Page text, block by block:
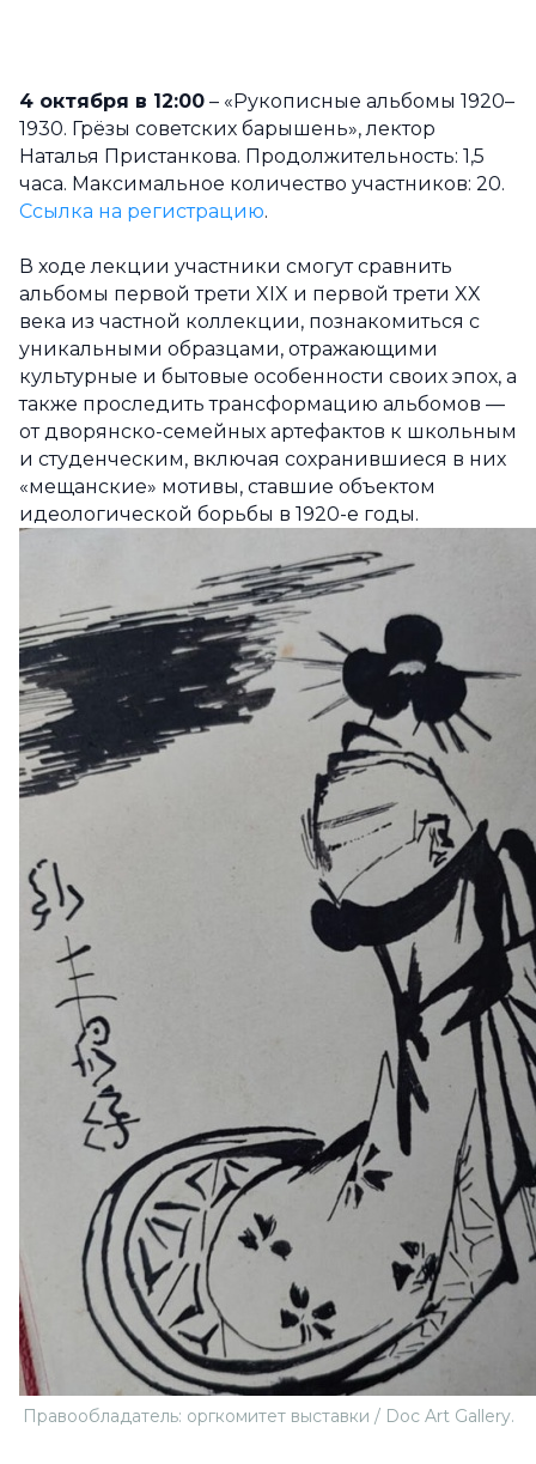
4 октября в 12:00 – «Рукописные альбомы 1920–
1930. Грёзы советских барышень», лектор
Наталья Пристанкова. Продолжительность: 1,5
часа. Максимальное количество участников: 20.
Ссылка на регистрацию.
В ходе лекции участники смогут сравнить
альбомы первой трети XIX и первой трети XX
века из частной коллекции, познакомиться с
уникальными образцами, отражающими
культурные и бытовые особенности своих эпох, а
также проследить трансформацию альбомов —
от дворянско-семейных артефактов к школьным
и студенческим, включая сохранившиеся в них
«мещанские» мотивы, ставшие объектом
идеологической борьбы в 1920-е годы.
Правообладатель: оргкомитет выставки / Doc Art Gallery.